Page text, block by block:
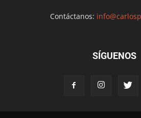
Contáctanos:
SÍGUENOS